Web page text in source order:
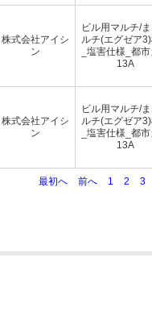
株式会社アイシ
ン
ビル用マルチ/
ルチ(エグゼア
_塩害仕様_都
13A
株式会社アイシ
ン
ビル用マルチ/
ルチ(エグゼア
_塩害仕様_都
13A
最初へ 前へ 1 2 3